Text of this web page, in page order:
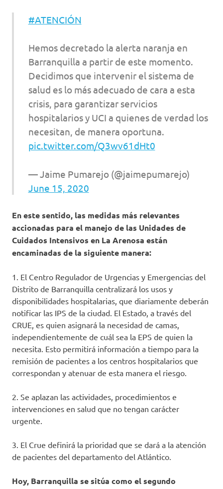
#ATENCIÓN
Hemos decretado la alerta naranja en
Barranquilla a partir de este momento.
Decidimos que intervenir el sistema de
salud es lo más adecuado de cara a esta
crisis, para garantizar servicios
hospitalarios y UCI a quienes de verdad los
necesitan, de manera oportuna.
pic.twitter.com/Q3wv61dHt0
— Jaime Pumarejo (@jaimepumarejo)
June 15, 2020
En este sentido, las medidas más relevantes
accionadas para el manejo de las Unidades de
Cuidados Intensivos en La Arenosa están
encaminadas de la siguiente manera:
1. El Centro Regulador de Urgencias y Emergencias del
Distrito de Barranquilla centralizará los usos y
disponibilidades hospitalarias, que diariamente deberán
notificar las IPS de la ciudad. El Estado, a través del
CRUE, es quien asignará la necesidad de camas,
independientemente de cuál sea la EPS de quien la
necesita. Esto permitirá información a tiempo para la
remisión de pacientes a los centros hospitalarios que
correspondan y atenuar de esta manera el riesgo.
2. Se aplazan las actividades, procedimientos e
intervenciones en salud que no tengan carácter
urgente.
3. El Crue definirá la prioridad que se dará a la atención
de pacientes del departamento del Atlántico.
Hoy, Barranquilla se sitúa como el segundo